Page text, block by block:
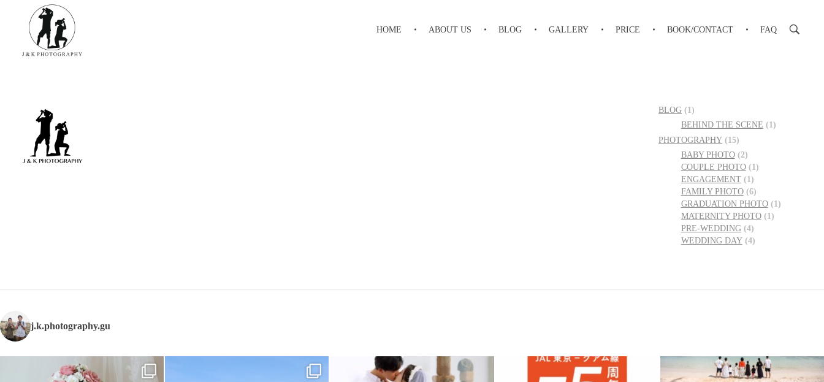
HOME ABOUT US BLOG GALLERY PRICE BOOK/CONTACT FAQ
BLOG (1)
BEHIND THE SCENE (1)
PHOTOGRAPHY (15)
BABY PHOTO(2)
COUPLE PHOTO(1)
ENGAGEMENT(1)
FAMILY PHOTO(6)
GRADUATION PHOTO(1)
MATERNITY PHOTO(1)
PRE-WEDDING(4)
WEDDING DAY(4)
j.k.photography.gu